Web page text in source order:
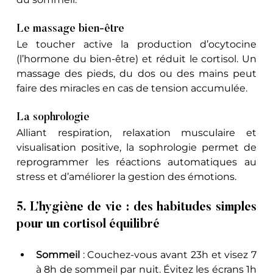
Le massage bien-être
Le toucher active la production d’ocytocine
(l’hormone du bien-être) et réduit le cortisol. Un
massage des pieds, du dos ou des mains peut
faire des miracles en cas de tension accumulée.
La sophrologie
Alliant respiration, relaxation musculaire et
visualisation positive, la sophrologie permet de
reprogrammer les réactions automatiques au
stress et d’améliorer la gestion des émotions.
5. L’hygiène de vie : des habitudes simples
pour un cortisol équilibré
Sommeil : Couchez-vous avant 23h et visez 7
à 8h de sommeil par nuit. Évitez les écrans 1h